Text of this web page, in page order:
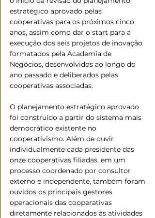
estratégico aprovado pelas
cooperativas para os próximos cinco
anos, assim como dar o start para a
execução dos seis projetos de inovação
formatados pela Academia de
Negócios, desenvolvidos ao longo do
ano passado e deliberados pelas
cooperativas associadas.
O planejamento estratégico aprovado
foi construído a partir do sistema mais
democrático existente no
cooperativismo. Além de ouvir
individualmente cada presidente das
onze cooperativas filiadas, em um
processo coordenado por consultor
externo e independente, também foram
ouvidos os principais gestores
operacionais das cooperativas
diretamente relacionados às atividades